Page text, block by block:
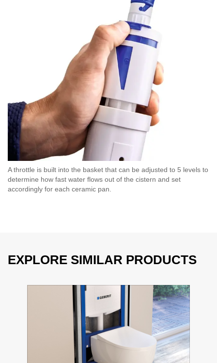
A throttle is built into the basket that can be adjusted to 5 levels to
determine how fast water flows out of the cistern and set
accordingly for each ceramic pan.
EXPLORE SIMILAR PRODUCTS